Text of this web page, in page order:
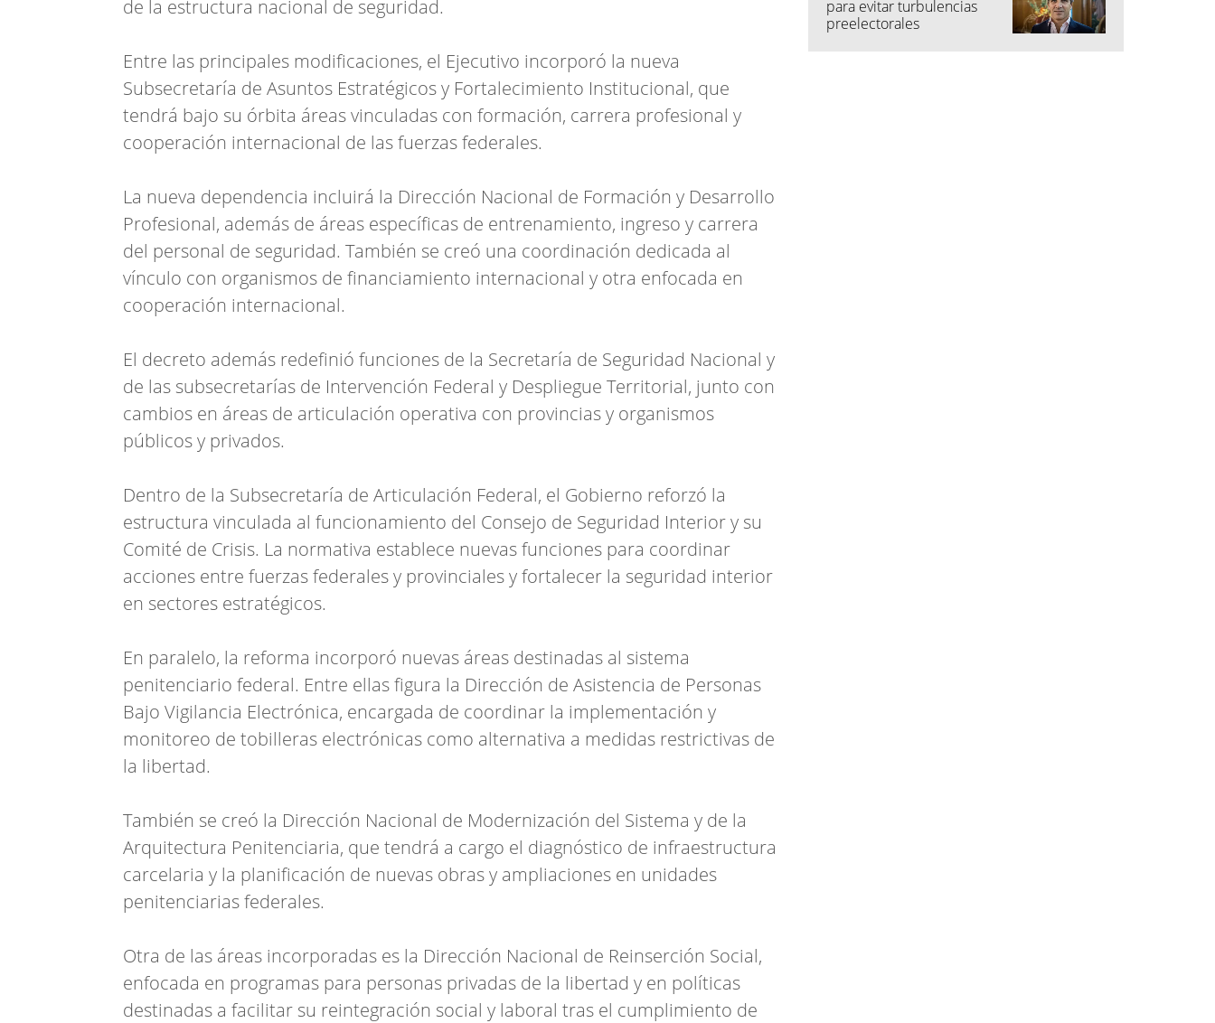
de la estructura nacional de seguridad.
Entre las principales modificaciones, el Ejecutivo incorporó la nueva
Subsecretaría de Asuntos Estratégicos y Fortalecimiento Institucional, que
tendrá bajo su órbita áreas vinculadas con formación, carrera profesional y
cooperación internacional de las fuerzas federales.
La nueva dependencia incluirá la Dirección Nacional de Formación y Desarrollo
Profesional, además de áreas específicas de entrenamiento, ingreso y carrera
del personal de seguridad. También se creó una coordinación dedicada al
vínculo con organismos de financiamiento internacional y otra enfocada en
cooperación internacional.
El decreto además redefinió funciones de la Secretaría de Seguridad Nacional y
de las subsecretarías de Intervención Federal y Despliegue Territorial, junto con
cambios en áreas de articulación operativa con provincias y organismos
públicos y privados.
Dentro de la Subsecretaría de Articulación Federal, el Gobierno reforzó la
estructura vinculada al funcionamiento del Consejo de Seguridad Interior y su
Comité de Crisis. La normativa establece nuevas funciones para coordinar
acciones entre fuerzas federales y provinciales y fortalecer la seguridad interior
en sectores estratégicos.
En paralelo, la reforma incorporó nuevas áreas destinadas al sistema
penitenciario federal. Entre ellas figura la Dirección de Asistencia de Personas
Bajo Vigilancia Electrónica, encargada de coordinar la implementación y
monitoreo de tobilleras electrónicas como alternativa a medidas restrictivas de
la libertad.
También se creó la Dirección Nacional de Modernización del Sistema y de la
Arquitectura Penitenciaria, que tendrá a cargo el diagnóstico de infraestructura
carcelaria y la planificación de nuevas obras y ampliaciones en unidades
penitenciarias federales.
Otra de las áreas incorporadas es la Dirección Nacional de Reinserción Social,
enfocada en programas para personas privadas de la libertad y en políticas
destinadas a facilitar su reintegración social y laboral tras el cumplimiento de
para evitar turbulencias
preelectorales